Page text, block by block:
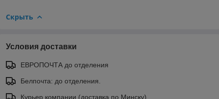
Скрыть
Условия доставки
ЕВРОПОЧТА до отделения
Белпочта: до отделения.
Курьер компании (доставка по Минску)